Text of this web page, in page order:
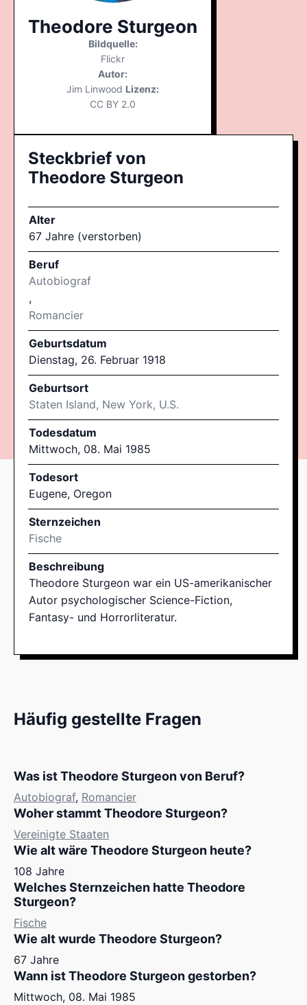
Theodore Sturgeon
Bildquelle:
Flickr
Autor:
Jim Linwood Lizenz:
CC BY 2.0
Steckbrief von
Theodore Sturgeon
Alter
67 Jahre (verstorben)
Beruf
Autobiograf
,
Romancier
Geburtsdatum
Dienstag, 26. Februar 1918
Geburtsort
Staten Island, New York, U.S.
Todesdatum
Mittwoch, 08. Mai 1985
Todesort
Eugene, Oregon
Sternzeichen
Fische
Beschreibung
Theodore Sturgeon war ein US-amerikanischer
Autor psychologischer Science-Fiction,
Fantasy- und Horrorliteratur.
Häufig gestellte Fragen
Was ist Theodore Sturgeon von Beruf?
Autobiograf, Romancier
Woher stammt Theodore Sturgeon?
Vereinigte Staaten
Wie alt wäre Theodore Sturgeon heute?
108 Jahre
Welches Sternzeichen hatte Theodore
Sturgeon?
Fische
Wie alt wurde Theodore Sturgeon?
67 Jahre
Wann ist Theodore Sturgeon gestorben?
Mittwoch, 08. Mai 1985